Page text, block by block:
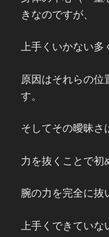
きなのですが、
上手くいかない多
原因はそれらの位
す。
そしてその曖昧さ
力を抜くことで初
腕の力を完全に抜
上手くできていな